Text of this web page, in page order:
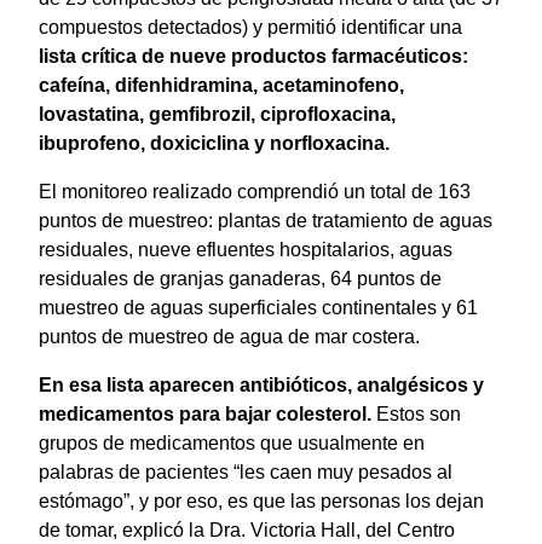
compuestos detectados) y permitió identificar una
lista crítica de nueve productos farmacéuticos:
cafeína, difenhidramina, acetaminofeno,
lovastatina, gemfibrozil, ciprofloxacina,
ibuprofeno, doxiciclina y norfloxacina.
El monitoreo realizado comprendió un total de 163
puntos de muestreo: plantas de tratamiento de aguas
residuales, nueve efluentes hospitalarios, aguas
residuales de granjas ganaderas, 64 puntos de
muestreo de aguas superficiales continentales y 61
puntos de muestreo de agua de mar costera.
En esa lista aparecen antibióticos, analgésicos y
medicamentos para bajar colesterol. Estos son
grupos de medicamentos que usualmente en
palabras de pacientes “les caen muy pesados al
estómago”, y por eso, es que las personas los dejan
de tomar, explicó la Dra. Victoria Hall, del Centro